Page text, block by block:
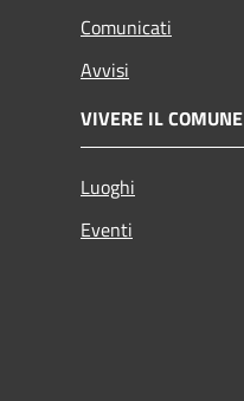
Comunicati
Avvisi
VIVERE IL COMUNE
Luoghi
Eventi